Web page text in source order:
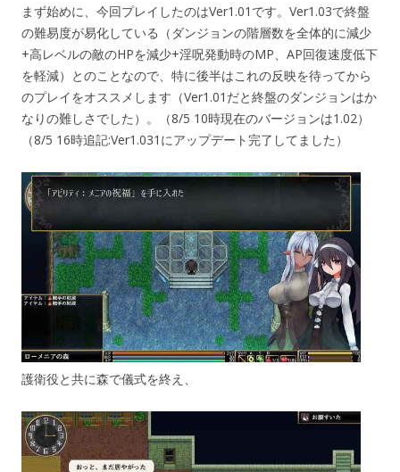
まず始めに、今回プレイしたのはVer1.01です。Ver1.03で終盤
の難易度が易化している（ダンジョンの階層数を全体的に減少
+高レベルの敵のHPを減少+淫呪発動時のMP、AP回復速度低下
を軽減）とのことなので、特に後半はこれの反映を待ってから
のプレイをオススメします（Ver1.01だと終盤のダンジョンはか
なりの難しさでした）。（8/5 10時現在のバージョンは1.02）
（8/5 16時追記:Ver1.031にアップデート完了してました）
護衛役と共に森で儀式を終え、